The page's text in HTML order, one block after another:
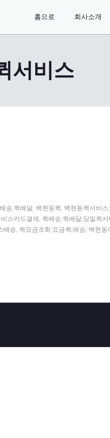
홈으로 회사소개
서비스
,퀵배달, 백현동퀵, 백현동퀵서비
카드결제, 퀵배송,퀵배달,당일퀵
송, 퀵요금조회,요금퀵,배송, 백현